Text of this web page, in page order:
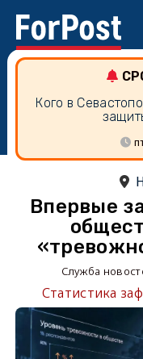
Кого в
Впервые
Служба
Статистика